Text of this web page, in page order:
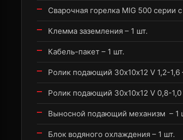
Сварочная горелка MIG 500 серии
Клемма заземления – 1 шт.
Кабель-пакет – 1 шт.
Ролик подающий 30х10х12 V 1,2-1,6
Ролик подающий 30х10х12 V 0,8-1,0
Выносной подающий механизм – 1
Блок водяного охлаждения – 1 шт.